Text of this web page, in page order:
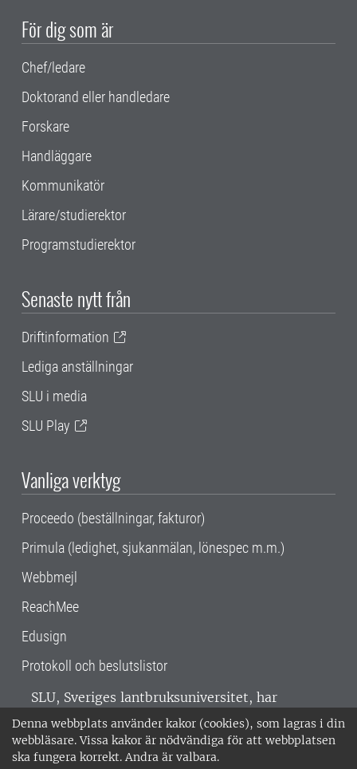
Denna webbplats använder kakor (cookies), som lagras i din
webbläsare. Vissa kakor är nödvändiga för att webbplatsen
ska fungera korrekt. Andra är valbara.
För dig som är
Chef/ledare
Doktorand eller handledare
Forskare
Handläggare
Kommunikatör
Lärare/studierektor
Programstudierektor
Senaste nytt från
Driftinformation
Lediga anställningar
SLU i media
SLU Play
Vanliga verktyg
Proceedo (beställningar, fakturor)
Primula (ledighet, sjukanmälan, lönespec m.m.)
Webbmejl
ReachMee
Edusign
Protokoll och beslutslistor
SLU, Sveriges lantbruksuniversitet, har
verksamhet över hela Sverige. Huvudorter är
Alnarp, Uppsala och Umeå.SLU är
miljöcertifierat enligt ISO 14001. •